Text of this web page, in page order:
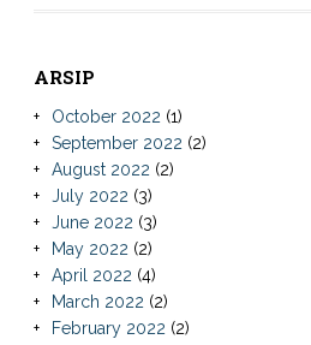
ARSIP
October 2022 (1)
September 2022 (2)
August 2022 (2)
July 2022 (3)
June 2022 (3)
May 2022 (2)
April 2022 (4)
March 2022 (2)
February 2022 (2)